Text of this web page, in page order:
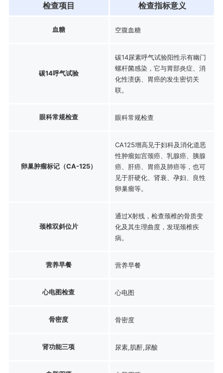
检查项目 检查指标意义
血糖 空腹血糖
碳14呼气试验
碳14尿素呼气试验阳性示有幽门
螺杆菌感染，它与胃部炎症、消
化性溃疡、胃癌的发生密切关
联。
眼科常规检查 眼科常规检查
卵巢肿瘤标记（CA-125）
CA125增高见于妇科及消化道恶
性肿瘤如宫颈癌、乳腺癌、胰腺
癌、肝癌、胃癌及肺癌等，也可
见于肝硬化、肾衰、孕妇、良性
卵巢瘤等。
颈椎双斜位片
通过X射线，检查颈椎的骨质变
化及其生理曲度，发现颈椎疾
病。
营养早餐 营养早餐
心电图检查 心电图
骨密度 骨密度
肾功能三项 尿素,肌酐,尿酸